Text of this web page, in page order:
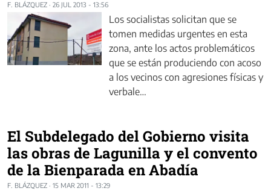
F. BLÁZQUEZ · 26 JUL 2013 - 13:56
Los socialistas solicitan que se
tomen medidas urgentes en esta
zona, ante los actos problemáticos
que se están produciendo con acoso
a los vecinos con agresiones físicas y
verbale…
El Subdelegado del Gobierno visita
las obras de Lagunilla y el convento
de la Bienparada en Abadía
F. BLÁZQUEZ · 15 MAR 2011 - 13:29